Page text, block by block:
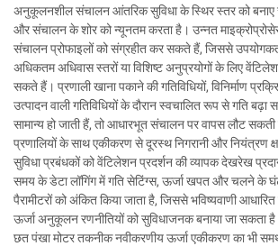
अनुकूलनशील संचालन आंतरिक सुविधा के स्थिर स्तर को
और संचालन के शोर को न्यूनतम करता है। उन्नत
संचालन प्रोफाइलों को संग्रहीत कर सकते हैं, जिससे उपयोगकर्ता
अधिकतम अधिवास स्तरों या विशिष्ट अनुप्रयोगों के लिए
सकते हैं। प्रणाली खाना पकाने की गतिविधियों, विनिर्माण
उत्पादन वाली गतिविधियों के दौरान स्वचालित रूप से गति
सामान्य हो जाती हैं, तो आधारभूत संचालन पर वापस लौट
प्रणालियों के साथ एकीकरण से दूरस्थ निगरानी और नियंत्रण
सुविधा प्रबंधकों को वेंटिलेशन प्रदर्शन की व्यापक देखरेख
समय के डेटा लॉगिंग में गति सेटिंग्स, ऊर्जा खपत और चलने के
पैरामीटरों को अंकित किया जाता है, जिससे भविष्यवाणी
ऊर्जा अनुकूलन रणनीतियों को सुविधाजनक बनाया जा सकता है।
छत पंखा मोटर तकनीक नवीकरणीय ऊर्जा एकीकरण का भी